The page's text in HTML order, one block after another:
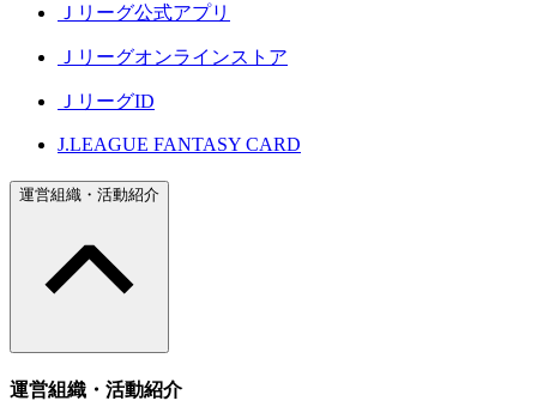
Ｊリーグ公式アプリ
Ｊリーグオンラインストア
ＪリーグID
J.LEAGUE FANTASY CARD
運営組織・活動紹介
運営組織・活動紹介